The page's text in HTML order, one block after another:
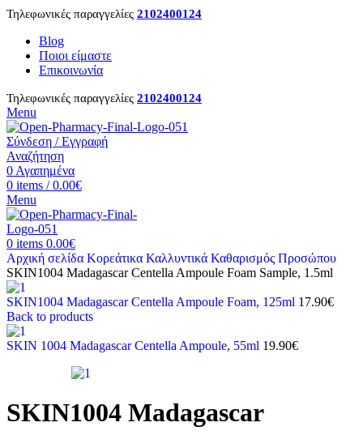
Τηλεφωνικές παραγγελίες 2102400124
Blog
Ποιοι είμαστε
Επικοινωνία
Τηλεφωνικές παραγγελίες 2102400124
Menu
Σύνδεση / Εγγραφή
Αναζήτηση
0 Αγαπημένα
0 items / 0.00€
Menu
0 items 0.00€
Αρχική σελίδα Κορεάτικα Καλλυντικά Καθαρισμός Προσώπου
SKIN1004 Madagascar Centella Ampoule Foam Sample, 1.5ml
SKIN1004 Madagascar Centella Ampoule Foam, 125ml 17.90€
Back to products
SKIN 1004 Madagascar Centella Ampoule, 55ml 19.90€
SKIN1004 Madagascar